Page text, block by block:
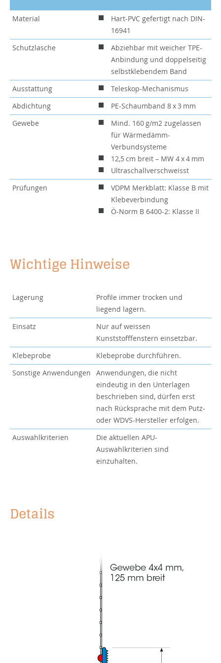
Material
Hart-PVC gefertigt nach DIN-
16941
Schutzlasche
Abziehbar mit weicher TPE-
Anbindung und doppelseitig
selbstklebendem Band
Ausstattung
Teleskop-Mechanismus
Abdichtung
PE-Schaumband 8 x 3 mm
Gewebe
Mind. 160 g/m2 zugelassen
für Wärmedämm-
Verbundsysteme
12,5 cm breit – MW 4 x 4 mm
Ultraschallverschweisst
Prüfungen
VDPM Merkblatt: Klasse B mit
Klebeverbindung
Ö-Norm B 6400-2: Klasse II
Wichtige Hinweise
Lagerung
Profile immer trocken und
liegend lagern.
Einsatz
Nur auf weissen
Kunststofffenstern einsetzbar.
Klebeprobe
Klebeprobe durchführen.
Sonstige Anwendungen
Anwendungen, die nicht
eindeutig in den Unterlagen
beschrieben sind, dürfen erst
nach Rücksprache mit dem Putz-
oder WDVS-Hersteller erfolgen.
Auswahlkriterien
Die aktuellen APU-
Auswahlkriterien sind
einzuhalten.
Details